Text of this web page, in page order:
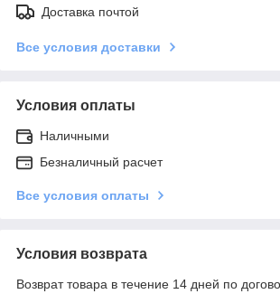
Доставка почтой
Все условия доставки
Условия оплаты
Наличными
Безналичный расчет
Все условия оплаты
Условия возврата
Возврат товара в течение 14 дней по